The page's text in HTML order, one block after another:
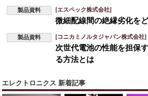
製品資料 [エスペック株式会社]
微細配線間の絶縁劣化を
製品資料 [コニカミノルタジャパン株式会社]
次世代電池の性能を担保
る方法とは
エレクトロニクス 新着記事